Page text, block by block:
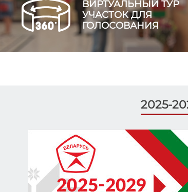
ВИРТУАЛЬНЫЙ ТУР
УЧАСТОК ДЛЯ
ГОЛОСОВАНИЯ
2025-